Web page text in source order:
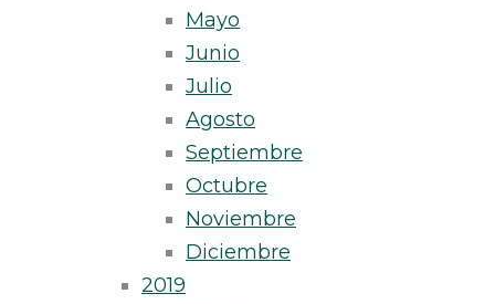
Mayo
Junio
Julio
Agosto
Septiembre
Octubre
Noviembre
Diciembre
2019